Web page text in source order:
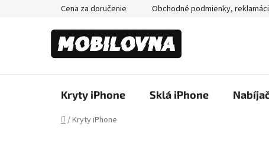
Cena za doručenie Obchodné podmienky,
Kryty iPhone Sklá iPhone
Domov
/Kryty iPhone